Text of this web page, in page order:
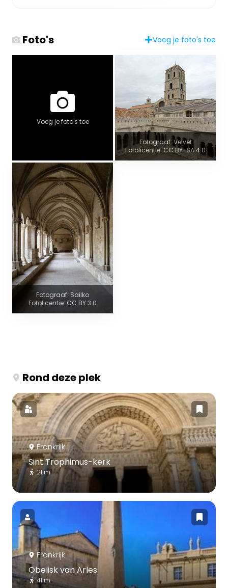
Foto's Voeg je foto's toe
Voeg je foto's toe
Fotograaf: Velvet
Fotolicentie: CC BY-SA 4.0
Fotograaf: Sailko
Fotolicentie: CC BY 3.0
Rond deze plek
Frankrijk
Sint Trophimus-kerk
21 m
Frankrijk
Obelisk van Arles
41 m